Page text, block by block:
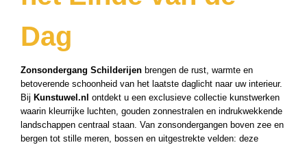
Dag
Zonsondergang Schilderijen brengen de rust, warmte en
betoverende schoonheid van het laatste daglicht naar uw interieur.
Bij Kunstuwel.nl ontdekt u een exclusieve collectie kunstwerken
waarin kleurrijke luchten, gouden zonnestralen en indrukwekkende
landschappen centraal staan. Van zonsondergangen boven zee en
bergen tot stille meren, bossen en uitgestrekte velden: deze